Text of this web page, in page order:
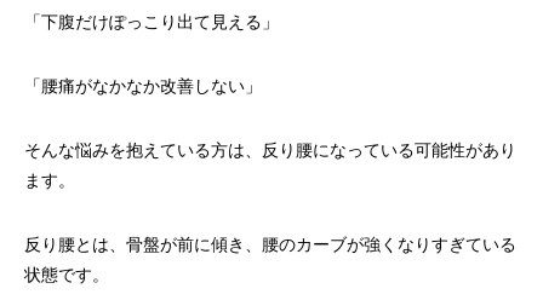
「下腹だけぽっこり出て見える」
「腰痛がなかなか改善しない」
そんな悩みを抱えている方は、反り腰になっている可能性があり
ます。
反り腰とは、骨盤が前に傾き、腰のカーブが強くなりすぎている
状態です。